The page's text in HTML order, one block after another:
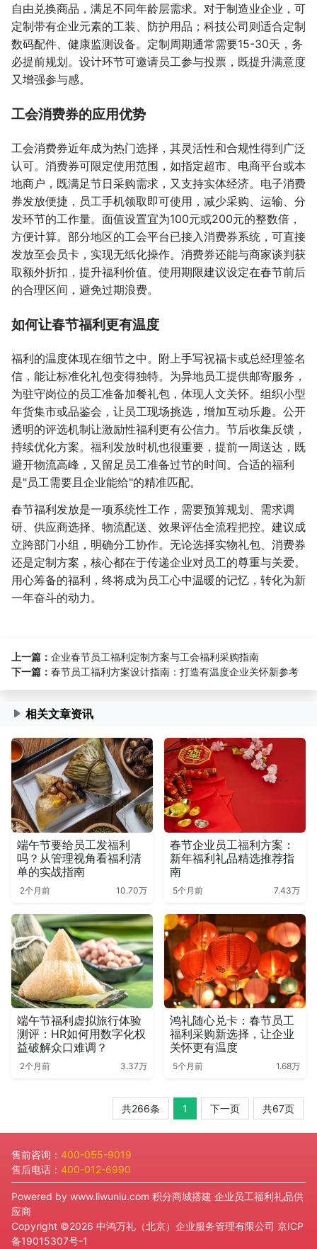
自由兑换商品，满足不同年龄层需求。对于制造业企业，可
定制带有企业元素的工装、防护用品；科技公司则适合定制
数码配件、健康监测设备。定制周期通常需要15-30天，务
必提前规划。设计环节可邀请员工参与投票，既提升满意度
又增强参与感。
工会消费券的应用优势
工会消费券近年成为热门选择，其灵活性和合规性得到广泛
认可。消费券可限定使用范围，如指定超市、电商平台或本
地商户，既满足节日采购需求，又支持实体经济。电子消费
券发放便捷，员工手机领取即可使用，减少采购、运输、分
发环节的工作量。面值设置宜为100元或200元的整数倍，
方便计算。部分地区的工会平台已接入消费券系统，可直接
发放至会员卡，实现无纸化操作。消费券还能与商家谈判获
取额外折扣，提升福利价值。使用期限建议设定在春节前后
的合理区间，避免过期浪费。
如何让春节福利更有温度
福利的温度体现在细节之中。附上手写祝福卡或总经理签名
信，能让标准化礼包变得独特。为异地员工提供邮寄服务，
为驻守岗位的员工准备加餐礼包，体现人文关怀。组织小型
年货集市或品鉴会，让员工现场挑选，增加互动乐趣。公开
透明的评选机制让激励性福利更有公信力。节后收集反馈，
持续优化方案。福利发放时机也很重要，提前一周送达，既
避开物流高峰，又留足员工准备过节的时间。合适的福利
是"员工需要且企业能给"的精准匹配。
春节福利发放是一项系统性工作，需要预算规划、需求调
研、供应商选择、物流配送、效果评估全流程把控。建议成
立跨部门小组，明确分工协作。无论选择实物礼包、消费券
还是定制方案，核心都在于传递企业对员工的尊重与关爱。
用心筹备的福利，终将成为员工心中温暖的记忆，转化为新
一年奋斗的动力。
上一篇： 企业春节员工福利定制方案与工会福利采购指南
下一篇： 春节员工福利方案设计指南：打造有温度企业关怀新参考
相关文章资讯
端午节要给员工发福利
吗？从管理视角看福利清
单的实战指南
2个月前 10.70万
春节企业员工福利方案：
新年福利礼品精选推荐指
南
5个月前 7.43万
端午节福利虚拟旅行体验
测评：HR如何用数字化权
益破解众口难调？
2个月前 3.37万
鸿礼随心兑卡：春节员工
福利采购新选择，让企业
关怀更有温度
5个月前 1.68万
共266条 1 下一页 共67页
售前咨询： 400-055-9019
售后电话： 400-012-6990
Powered by www.liwuniu.com 积分商城搭建 企业员工福利礼品供
应商
Copyright ©2026 中鸿万礼（北京）企业服务管理有限公司 京ICP
备19015307号-1